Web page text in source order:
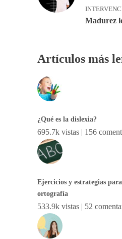
Madurez
Artículos más
¿Qué es la dislexia?
695.7k vistas | 156
Ejercicios y estrategias
ortografía
533.9k vistas | 52